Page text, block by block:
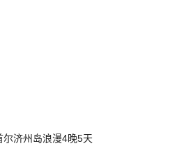
济州岛浪漫4晚5天